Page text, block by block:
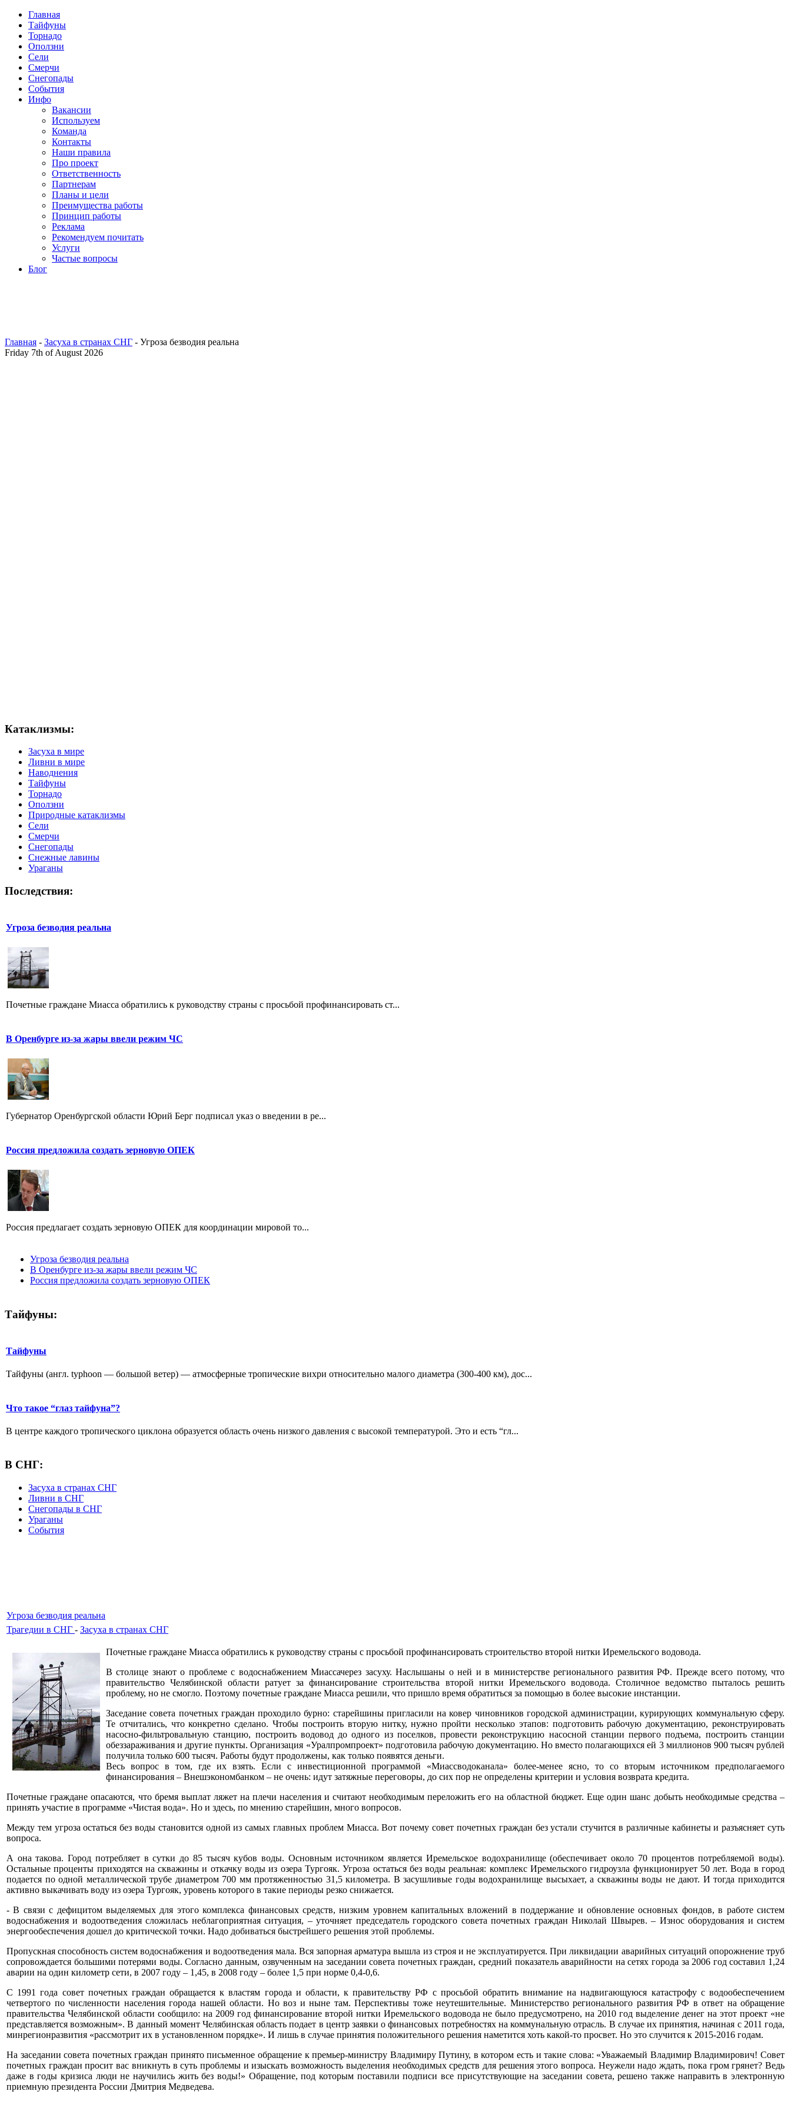
Главная
Тайфуны
Торнадо
Оползни
Сели
Смерчи
Снегопады
События
Инфо
Вакансии
Используем
Команда
Контакты
Наши правила
Про проект
Ответственность
Партнерам
Планы и цели
Преимущества работы
Принцип работы
Реклама
Рекомендуем почитать
Услуги
Частые вопросы
Блог
Главная - Засуха в странах СНГ - Угроза безводия реальна
Friday 7th of August 2026
Катаклизмы:
Засуха в мире
Ливни в мире
Наводнения
Тайфуны
Торнадо
Оползни
Природные катаклизмы
Сели
Смерчи
Снегопады
Снежные лавины
Ураганы
Последствия:
Угроза безводия реальна
Почетные граждане Миасса обратились к руководству страны с просьбой профинансировать ст...
В Оренбурге из-за жары ввели режим ЧС
Губернатор Оренбургской области Юрий Берг подписал указ о введении в ре...
Россия предложила создать зерновую ОПЕК
Россия предлагает создать зерновую ОПЕК для координации мировой то...
Угроза безводия реальна
В Оренбурге из-за жары ввели режим ЧС
Россия предложила создать зерновую ОПЕК
Тайфуны:
Тайфуны
Тайфуны (англ. typhoon — большой ветер) — атмосферные тропические вихри относительно малого диаметра (300-400 км), дос...
Что такое “глаз тайфуна”?
В центре каждого тропического циклона образуется область очень низкого давления с высокой температурой. Это и есть “гл...
В СНГ:
Засуха в странах СНГ
Ливни в СНГ
Снегопады в СНГ
Ураганы
События
Угроза безводия реальна
Трагедии в СНГ - Засуха в странах СНГ
Почетные граждане Миасса обратились к руководству страны с просьбой профинансировать строительство второй нитки Иремельского водовода.
В столице знают о проблеме с водоснабжением Миассачерез засуху. Наслышаны о ней и в министерстве регионального развития РФ. Прежде всего потому, что
правительство Челябинской области ратует за финансирование строительства второй нитки Иремельского водовода. Столичное ведомство пыталось решить
проблему, но не смогло. Поэтому почетные граждане Миасса решили, что пришло время обратиться за помощью в более высокие инстанции.
Заседание совета почетных граждан проходило бурно: старейшины пригласили на ковер чиновников городской администрации, курирующих коммунальную сферу.
Те отчитались, что конкретно сделано. Чтобы построить вторую нитку, нужно пройти несколько этапов: подготовить рабочую документацию, реконструировать
насосно-фильтровальную станцию, построить водовод до одного из поселков, провести реконструкцию насосной станции первого подъема, построить станции
обеззараживания и другие пункты. Организация «Уралпромпроект» подготовила рабочую документацию. Но вместо полагающихся ей 3 миллионов 900 тысяч рублей
получила только 600 тысяч. Работы будут продолжены, как только появятся деньги.
Весь вопрос в том, где их взять. Если с инвестиционной программой «Миассводоканала» более-менее ясно, то со вторым источником предполагаемого
финансирования – Внешэкономбанком – не очень: идут затяжные переговоры, до сих пор не определены критерии и условия возврата кредита.
Почетные граждане опасаются, что бремя выплат ляжет на плечи населения и считают необходимым переложить его на областной бюджет. Еще один шанс добыть необходимые средства –
принять участие в программе «Чистая вода». Но и здесь, по мнению старейшин, много вопросов.
Между тем угроза остаться без воды становится одной из самых главных проблем Миасса. Вот почему совет почетных граждан без устали стучится в различные кабинеты и разъясняет суть
вопроса.
А она такова. Город потребляет в сутки до 85 тысяч кубов воды. Основным источником является Иремельское водохранилище (обеспечивает около 70 процентов потребляемой воды).
Остальные проценты приходятся на скважины и откачку воды из озера Тургояк. Угроза остаться без воды реальная: комплекс Иремельского гидроузла функционирует 50 лет. Вода в город
подается по одной металлической трубе диаметром 700 мм протяженностью 31,5 километра. В засушливые годы водохранилище высыхает, а скважины воды не дают. И тогда приходится
активно выкачивать воду из озера Тургояк, уровень которого в такие периоды резко снижается.
- В связи с дефицитом выделяемых для этого комплекса финансовых средств, низким уровнем капитальных вложений в поддержание и обновление основных фондов, в работе систем
водоснабжения и водоотведения сложилась неблагоприятная ситуация, – уточняет председатель городского совета почетных граждан Николай Швырев. – Износ оборудования и систем
энергообеспечения дошел до критической точки. Надо добиваться быстрейшего решения этой проблемы.
Пропускная способность систем водоснабжения и водоотведения мала. Вся запорная арматура вышла из строя и не эксплуатируется. При ликвидации аварийных ситуаций опорожнение труб
сопровождается большими потерями воды. Согласно данным, озвученным на заседании совета почетных граждан, средний показатель аварийности на сетях города за 2006 год составил 1,24
аварии на один километр сети, в 2007 году – 1,45, в 2008 году – более 1,5 при норме 0,4-0,6.
С 1991 года совет почетных граждан обращается к властям города и области, к правительству РФ с просьбой обратить внимание на надвигающуюся катастрофу с водообеспечением
четвертого по численности населения города нашей области. Но воз и ныне там. Перспективы тоже неутешительные. Министерство регионального развития РФ в ответ на обращение
правительства Челябинской области сообщило: на 2009 год финансирование второй нитки Иремельского водовода не было предусмотрено, на 2010 год выделение денег на этот проект «не
представляется возможным». В данный момент Челябинская область подает в центр заявки о финансовых потребностях на коммунальную отрасль. В случае их принятия, начиная с 2011 года,
минрегионразвития «рассмотрит их в установленном порядке». И лишь в случае принятия положительного решения наметится хоть какой-то просвет. Но это случится к 2015-2016 годам.
На заседании совета почетных граждан принято письменное обращение к премьер-министру Владимиру Путину, в котором есть и такие слова: «Уважаемый Владимир Владимирович! Совет
почетных граждан просит вас вникнуть в суть проблемы и изыскать возможность выделения необходимых средств для решения этого вопроса. Неужели надо ждать, пока гром грянет? Ведь
даже в годы кризиса люди не научились жить без воды!» Обращение, под которым поставили подписи все присутствующие на заседании совета, решено также направить в электронную
приемную президента России Дмитрия Медведева.